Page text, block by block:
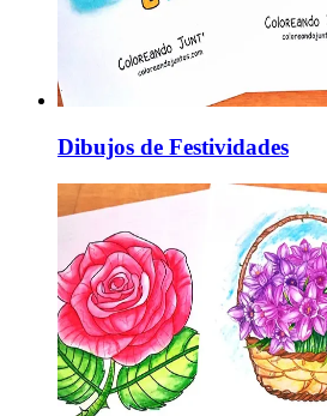
Dibujos de Festividades